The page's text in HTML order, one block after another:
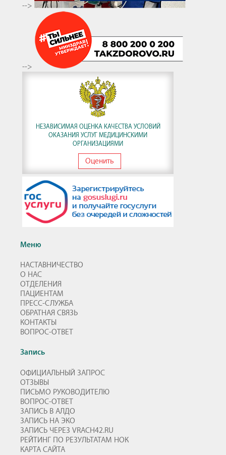
-->
-->
НЕЗАВИСИМАЯ ОЦЕНКА КАЧЕСТВА УСЛОВИЙ
ОКАЗАНИЯ УСЛУГ МЕДИЦИНСКИМИ
ОРГАНИЗАЦИЯМИ
Оценить
Меню
НАСТАВНИЧЕСТВО
О НАС
ОТДЕЛЕНИЯ
ПАЦИЕНТАМ
ПРЕСС-СЛУЖБА
ОБРАТНАЯ СВЯЗЬ
КОНТАКТЫ
ВОПРОС-ОТВЕТ
Запись
ОФИЦИАЛЬНЫЙ ЗАПРОС
ОТЗЫВЫ
ПИСЬМО РУКОВОДИТЕЛЮ
ВОПРОС-ОТВЕТ
ЗАПИСЬ В АЛДО
ЗАПИСЬ НА ЭКО
ЗАПИСЬ ЧЕРЕЗ VRACH42.RU
РЕЙТИНГ ПО РЕЗУЛЬТАТАМ НОК
КАРТА САЙТА